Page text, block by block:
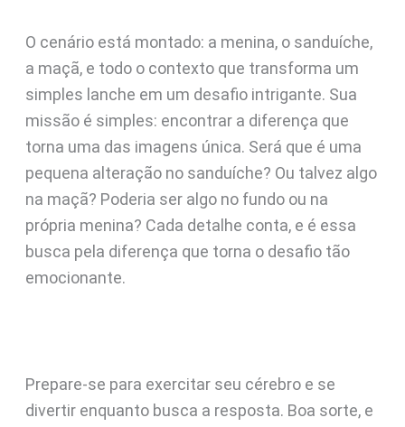
O cenário está montado: a menina, o sanduíche,
a maçã, e todo o contexto que transforma um
simples lanche em um desafio intrigante. Sua
missão é simples: encontrar a diferença que
torna uma das imagens única. Será que é uma
pequena alteração no sanduíche? Ou talvez algo
na maçã? Poderia ser algo no fundo ou na
própria menina? Cada detalhe conta, e é essa
busca pela diferença que torna o desafio tão
emocionante.
Prepare-se para exercitar seu cérebro e se
divertir enquanto busca a resposta. Boa sorte, e